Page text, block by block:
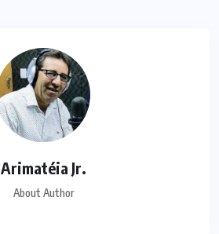
Arimatéia Jr.
About Author